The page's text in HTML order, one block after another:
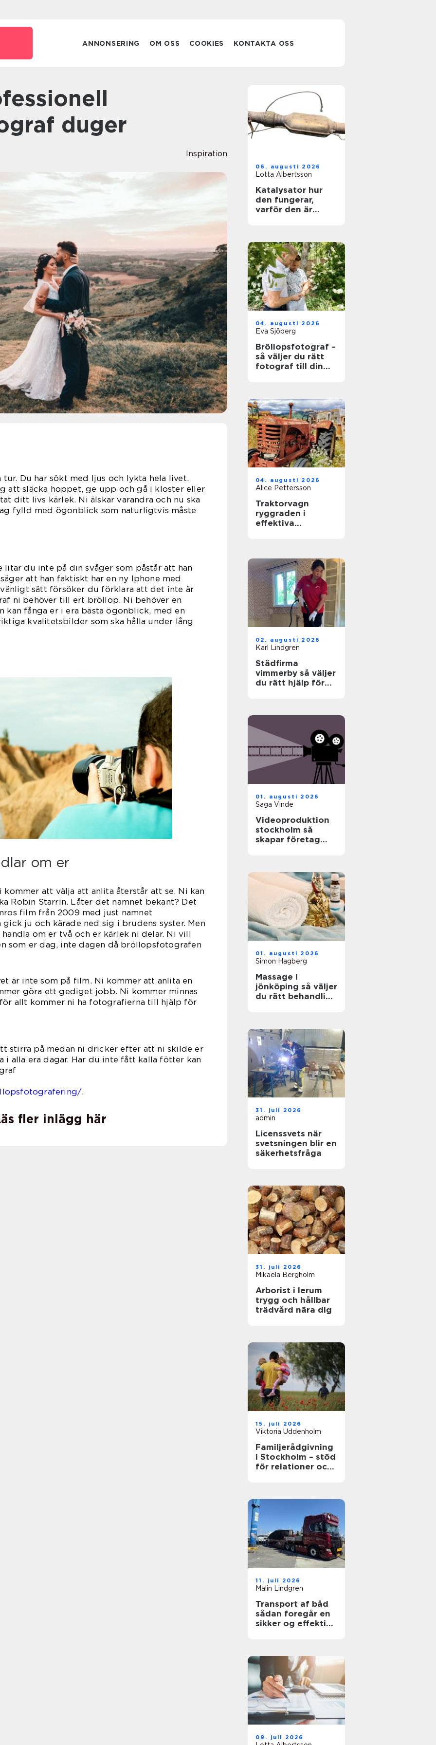
ANNONSERING OM OSS COOKIES KONTAKTA OSS
duger
Inspiration
Du har sökt med ljus och lykta hela livet.
att släcka hoppet, ge upp och gå i kloster eller
ditt livs kärlek. Ni älskar varandra och nu ska
fylld med ögonblick som naturligtvis måste
du inte på din svåger som påstår att han
att han faktiskt har en ny Iphone med
sätt försöker du förklara att det inte är
ni behöver till ert bröllop. Ni behöver en
kan fånga er i era bästa ögonblick, med en
kvalitetsbilder som ska hålla under lång
om er
att välja att anlita återstår att se. Ni kan
Robin Starrin. Låter det namnet bekant? Det
film från 2009 med just namnet
ju och kärade ned sig i brudens syster. Men
om er två och er kärlek ni delar. Ni vill
som er dag, inte dagen då bröllopsfotografen
en tjej.
är inte som på film. Ni kommer att anlita en
göra ett gediget jobb. Ni kommer minnas
allt kommer ni ha fotografierna till hjälp för
stirra på medan ni dricker efter att ni skilde er
alla era dagar. Har du inte fått kalla fötter kan
.
fler inlägg här
06. augusti 2026
Lotta Albertsson
Katalysator hur
den fungerar,
varför den är
04. augusti 2026
Eva Sjöberg
Bröllopsfotograf –
så väljer du rätt
fotograf till din
04. augusti 2026
Alice Pettersson
Traktorvagn
ryggraden i
effektiva
02. augusti 2026
Karl Lindgren
Städfirma
vimmerby så väljer
du rätt hjälp för
01. augusti 2026
Saga Vinde
Videoproduktion
stockholm så
skapar företag
01. augusti 2026
Simon Hagberg
Massage i
jönköping så väljer
du rätt behandling
31. juli 2026
admin
Licenssvets när
svetsningen blir en
säkerhetsfråga
31. juli 2026
Mikaela Bergholm
Arborist i lerum
trygg och hållbar
trädvård nära dig
15. juli 2026
Viktoria Uddenholm
Familjerådgivning
i Stockholm – stöd
för relationer och
11. juli 2026
Malin Lindgren
Transport af båd
sådan foregår en
sikker og effektiv
09. juli 2026